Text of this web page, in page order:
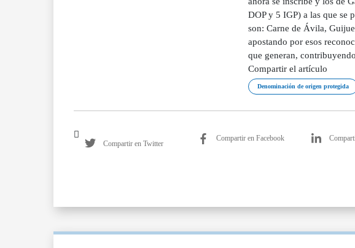
DOP y 5 IGP) a las que se
son: Carne de Ávila,
apostando por esos
que generan,
Compartir el artículo
Denominación de origen protegida
Compartir en Twitter
Compartir en Facebook